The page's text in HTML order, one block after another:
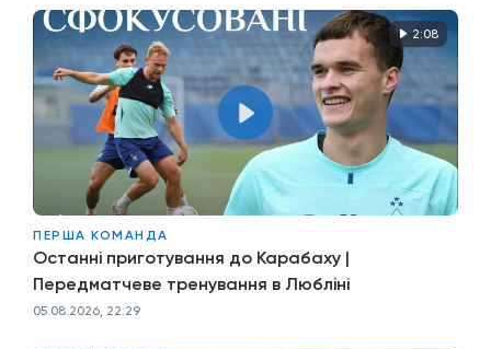
2:08
ПЕРША КОМАНДА
Останні приготування до Карабаху |
Передматчеве тренування в Любліні
05.08.2026, 22:29